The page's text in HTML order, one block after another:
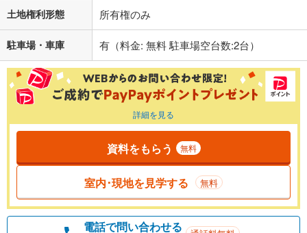
土地権利形態 所有権のみ
駐車場・車庫 有（料金: 無料 駐車場空台数:2台）
詳細を見る
資料をもらう 無料
室内･現地を見学する 無料
電話で問い合わせる